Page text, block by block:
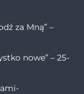
za Mną” –
nowe” – 25-